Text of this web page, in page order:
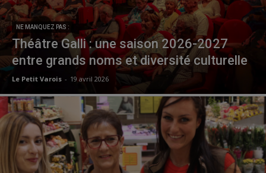
NE MANQUEZ PAS :
Théâtre Galli : une saison 2026-2027
entre grands noms et diversité culturelle
Le Petit Varois - 19 avril 2026